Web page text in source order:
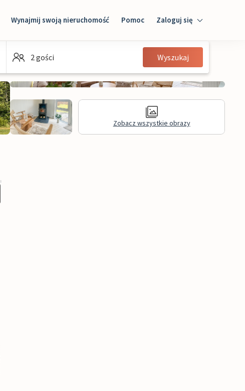
Wynajmij swoją nieruchomość Pomoc Zaloguj się
Zaloguj się
Gość
2 gości Wyszukaj
Zobacz wszystkie obrazy